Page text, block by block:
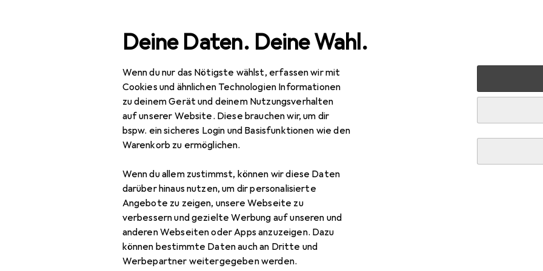
Deine Daten. Deine Wahl.
Wenn du nur das Nötigste wählst, erfassen wir mit
Cookies und ähnlichen Technologien Informationen
zu deinem Gerät und deinem Nutzungsverhalten
auf unserer Website. Diese brauchen wir, um dir
bspw. ein sicheres Login und Basisfunktionen wie den
Warenkorb zu ermöglichen.
Wenn du allem zustimmst, können wir diese Daten
darüber hinaus nutzen, um dir personalisierte
Angebote zu zeigen, unsere Webseite zu
verbessern und gezielte Werbung auf unseren und
anderen Webseiten oder Apps anzuzeigen. Dazu
können bestimmte Daten auch an Dritte und
Werbepartner weitergegeben werden.
Navigation nach Kategorien Gesamtsortiment IT + Multimedia PC Komponenten
EUR
688,93 EUR /1TB
HPEE HDD, 3.5Inch, SATA /s, 512e
Zubehör für HPE E HDD, 3.5Inch, SATA /s,
Hier findest du passendes Zubehör zum Produkt HPE E HDD, 3.5Inch, SATA /s, 512e
Beliebt Festplattengehäuse